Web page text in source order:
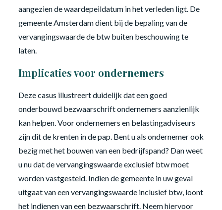
aangezien de waardepeildatum in het verleden ligt. De
gemeente Amsterdam dient bij de bepaling van de
vervangingswaarde de btw buiten beschouwing te
laten.
Implicaties voor ondernemers
Deze casus illustreert duidelijk dat een goed
onderbouwd bezwaarschrift ondernemers aanzienlijk
kan helpen. Voor ondernemers en belastingadviseurs
zijn dit de krenten in de pap. Bent u als ondernemer ook
bezig met het bouwen van een bedrijfspand? Dan weet
u nu dat de vervangingswaarde exclusief btw moet
worden vastgesteld. Indien de gemeente in uw geval
uitgaat van een vervangingswaarde inclusief btw, loont
het indienen van een bezwaarschrift. Neem hiervoor